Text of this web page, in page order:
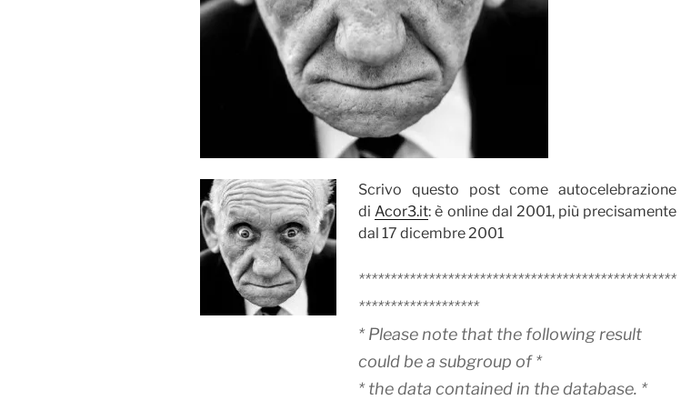
Scrivo questo post come autocelebrazione
diAcor3.it: è online dal 2001, più precisamente
dal 17 dicembre 2001
**************************************************
*******************
* Please note that the following result
could be a subgroup of *
* the data contained in the database. *